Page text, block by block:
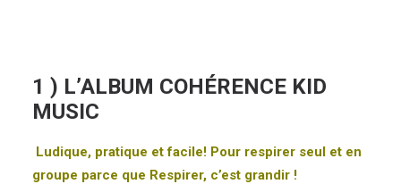
1 ) L’ALBUM COHÉRENCE KID
MUSIC
Ludique, pratique et facile! Pour respirer seul et en
groupe parce que Respirer, c’est grandir !